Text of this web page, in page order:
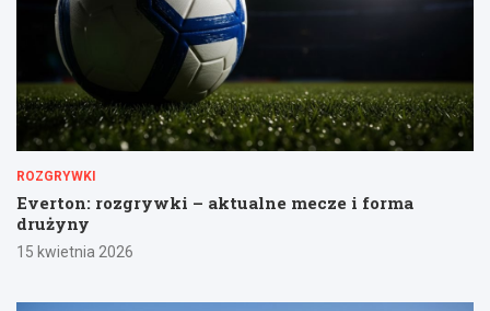
ROZGRYWKI
Everton: rozgrywki – aktualne mecze i forma
drużyny
15 kwietnia 2026